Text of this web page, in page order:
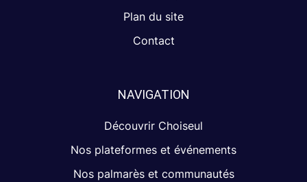
Plan du site
Contact
NAVIGATION
Découvrir Choiseul
Nos plateformes et événements
Nos palmarès et communautés